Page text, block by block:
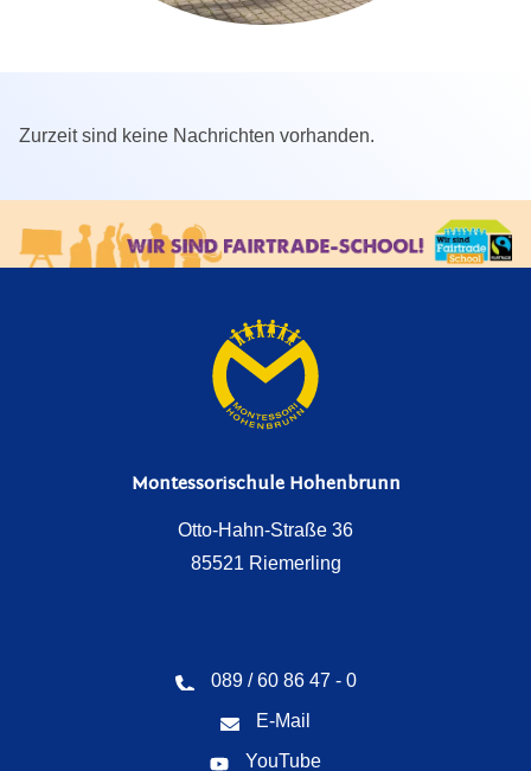
Zurzeit sind keine Nachrichten vorhanden.
Montessorischule Hohenbrunn
Otto-Hahn-Straße 36
85521 Riemerling
089 / 60 86 47 - 0
E-Mail
YouTube